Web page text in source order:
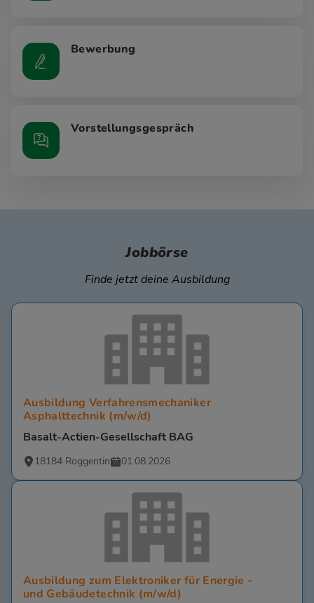
Bewerbung
Vorstellungsgespräch
Jobbörse
Finde jetzt deine Ausbildung
Ausbildung Verfahrensmechaniker
Asphalttechnik (m/w/d)
Basalt-Actien-Gesellschaft BAG
18184 Roggentin 01.08.2026
Ausbildung zum Elektroniker für Energie -
und Gebäudetechnik (m/w/d)